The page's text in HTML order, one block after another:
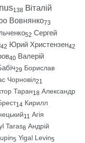
138 Віталій
Вовнянко73
52 Сергей
42 Юрий Христензен42
40 Валерій
29 Борислав
Чорновіл21
Таран18 Александр
14 Кирилл
11 Агія
Taras8 Андрій
5 Yigal Levin5